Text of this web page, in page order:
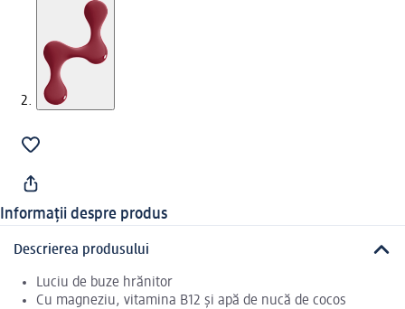
Informații despre produs
Descrierea produsului
Luciu de buze hrănitor
Cu magneziu, vitamina B12 și apă de nucă de cocos